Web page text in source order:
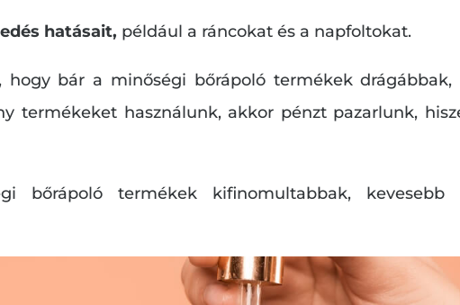
hatásait, például a ráncokat és a napfoltokat.
hogy bár a minőségi bőrápoló termékek
termékeket használunk, akkor pénzt pazarlunk,
bőrápoló termékek kifinomultabbak, kevesebb